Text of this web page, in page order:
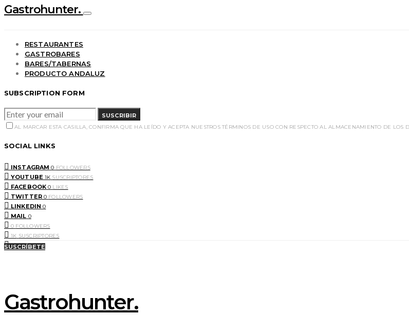
Gastrohunter.
RESTAURANTES
GASTROBARES
BARES/TABERNAS
PRODUCTO ANDALUZ
SUBSCRIPTION FORM
SUSCRIBIR
AL MARCAR ESTA CASILLA, CONFIRMA QUE HA LEÍDO Y ACEPTA NUESTROS TÉRMINOS DE USO CON RESPECTO AL ALMACENAMIENTO DE LOS
SOCIAL LINKS
INSTAGRAM 0 FOLLOWERS
YOUTUBE 1K SUSCRIPTORES
FACEBOOK 0 LIKES
TWITTER 0 FOLLOWERS
LINKEDIN 0
MAIL 0
0 FOLLOWERS
1K SUSCRIPTORES
0 LIKES
SUSCRÍBETE
Gastrohunter.